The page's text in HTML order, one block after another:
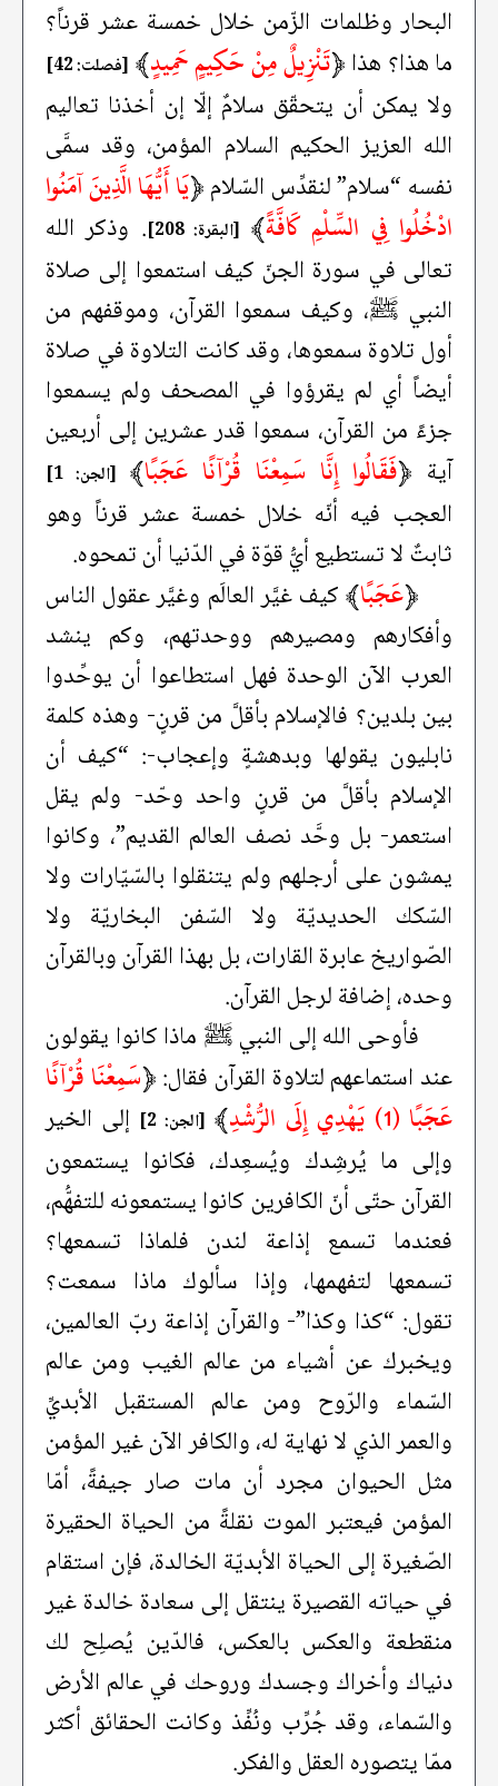
البحار وظلمات الزّمن خلال خمسة عشر قرناً؟
ما هذا؟ هذا﴿تَنْزِيلٌ مِنْ حَكِيمٍ حَمِيدٍ﴾ [فصلت: 42]
ولا يمكن أن يتحقّق سلامٌ إلّا إن أخذنا تعاليم
الله العزيز الحكيم السلام المؤمن، وقد سمَّى
نفسه “سلام” لنقدِّس السّلام﴿يَا أَيُّهَا الَّذِينَ آمَنُوا
ادْخُلُوا فِي السِّلْمِ كَافَّةً﴾ [البقرة: 208]
. وذكر الله
تعالى في سورة الجنّ كيف استمعوا إلى صلاة
النبي ﷺ، وكيف سمعوا القرآن، وموقفهم من
أول تلاوة سمعوها، وقد كانت التلاوة في صلاة
أيضاً أي لم يقرؤوا في المصحف ولم يسمعوا
جزءً من القرآن، سمعوا قدر عشرين إلى أربعين
آية ﴿فَقَالُوا إِنَّا سَمِعْنَا قُرْآنًا عَجَبًا﴾ [الجن: 1]
العجب فيه أنّه خلال خمسة عشر قرناً وهو
ثابتٌ لا تستطيع أيُّ قوّة في الدّنيا أن تمحوه.
﴿عَجَبًا﴾كيف غيَّر العالَم وغيَّر عقول الناس
وأفكارهم ومصيرهم ووحدتهم، وكم ينشد
العرب الآن الوحدة فهل استطاعوا أن يوحِّدوا
بين بلدين؟ فالإسلام بأقلَّ من قرنٍ- وهذه كلمة
نابليون يقولها وبدهشةٍ وإعجاب-: “كيف أن
الإسلام بأقلَّ من قرنٍ واحد وحّد- ولم يقل
استعمر- بل وحَّد نصف العالم القديم”، وكانوا
يمشون على أرجلهم ولم يتنقلوا بالسّيّارات ولا
السّكك الحديديّة ولا السّفن البخاريّة ولا
الصّواريخ عابرة القارات، بل بهذا القرآن وبالقرآن
وحده، إضافة لرجل القرآن.
فأوحى الله إلى النبي ﷺ ماذا كانوا يقولون
عند استماعهم لتلاوة القرآن فقال:﴿سَمِعْنَا قُرْآنًا
عَجَبًا (1) يَهْدِي إِلَى الرُّشْدِ
﴾ [الجن: 2]
إلى الخير
وإلى ما يُرشِدك ويُسعِدك، فكانوا يستمعون
القرآن حتّى أنّ الكافرين كانوا يستمعونه للتفهُّم،
فعندما تسمع إذاعة لندن فلماذا تسمعها؟
تسمعها لتفهمها، وإذا سألوك ماذا سمعت؟
تقول: “كذا وكذا”- والقرآن إذاعة ربّ العالمين،
ويخبرك عن أشياء من عالم الغيب ومن عالم
السّماء والرّوح ومن عالم المستقبل الأبديِّ
والعمر الذي لا نهاية له، والكافر الآن غير المؤمن
مثل الحيوان مجرد أن مات صار جيفةً، أمّا
المؤمن فيعتبر الموت نقلةً من الحياة الحقيرة
الصّغيرة إلى الحياة الأبديّة الخالدة، فإن استقام
في حياته القصيرة ينتقل إلى سعادة خالدة غير
منقطعة والعكس بالعكس، فالدّين يُصلِح لك
دنياك وأخراك وجسدك وروحك في عالم الأرض
والسّماء، وقد جُرِّب ونُفِّذ وكانت الحقائق أكثر
ممّا يتصوره العقل والفكر.